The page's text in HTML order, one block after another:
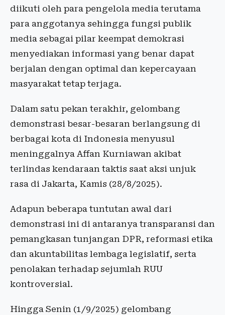
diikuti oleh para pengelola media terutama
para anggotanya sehingga fungsi publik
media sebagai pilar keempat demokrasi
menyediakan informasi yang benar dapat
berjalan dengan optimal dan kepercayaan
masyarakat tetap terjaga.
Dalam satu pekan terakhir, gelombang
demonstrasi besar-besaran berlangsung di
berbagai kota di Indonesia menyusul
meninggalnya Affan Kurniawan akibat
terlindas kendaraan taktis saat aksi unjuk
rasa di Jakarta, Kamis (28/8/2025).
Adapun beberapa tuntutan awal dari
demonstrasi ini di antaranya transparansi dan
pemangkasan tunjangan DPR, reformasi etika
dan akuntabilitas lembaga legislatif, serta
penolakan terhadap sejumlah RUU
kontroversial.
Hingga Senin (1/9/2025) gelombang